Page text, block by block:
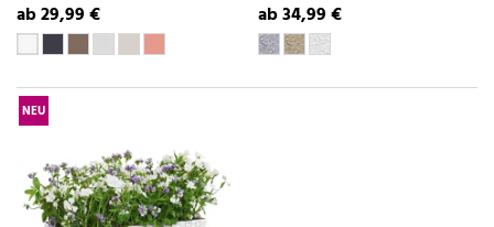
ab 29,99 € ab 34,99 €
NEU